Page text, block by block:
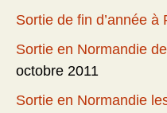
Sortie de fin d’année à
Sortie en Normandie
octobre 2011
Sortie en Normandie